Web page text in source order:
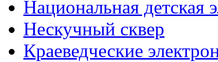
Национальная детская
Нескучный сквер
Краеведческие